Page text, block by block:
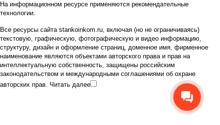
На информационном ресурсе применяются рекомендательные
технологии.
Все ресурсы сайта stankoinkom.ru, включая (но не ограничиваясь)
текстовую, графическую, фотографическую и видео информацию,
структуру, дизайн и оформление страниц, доменное имя, фирменное
наименование являются объектами авторского права и прав на
интеллектуальную собственность, защищены российским
законодательством и международными соглашениями об охране
авторских прав. Читать далее